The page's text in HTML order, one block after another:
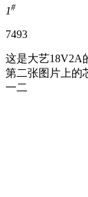
1#
7493
这是大艺18V2A
第二张图片上的
一二